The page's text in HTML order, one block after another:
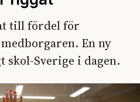
till fördel för
En ny
skol-Sverige i dagen.